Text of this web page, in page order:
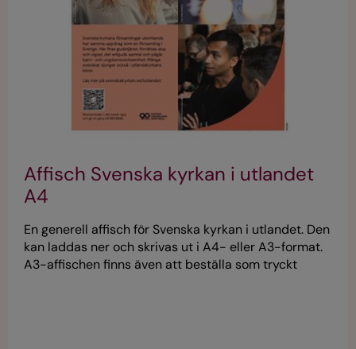
Affisch Svenska kyrkan i utlandet
A4
En generell affisch för Svenska kyrkan i utlandet. Den
kan laddas ner och skrivas ut i A4- eller A3-format.
A3-affischen finns även att beställa som tryckt